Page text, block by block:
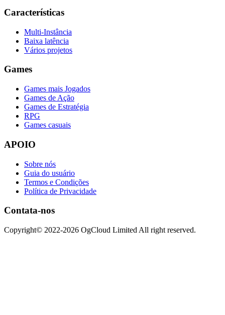
Características
Multi-Instância
Baixa latência
Vários projetos
Games
Games mais Jogados
Games de Ação
Games de Estratégia
RPG
Games casuais
APOIO
Sobre nós
Guia do usuário
Termos e Condições
Política de Privacidade
Contata-nos
Copyright© 2022-2026 OgCloud Limited All right reserved.